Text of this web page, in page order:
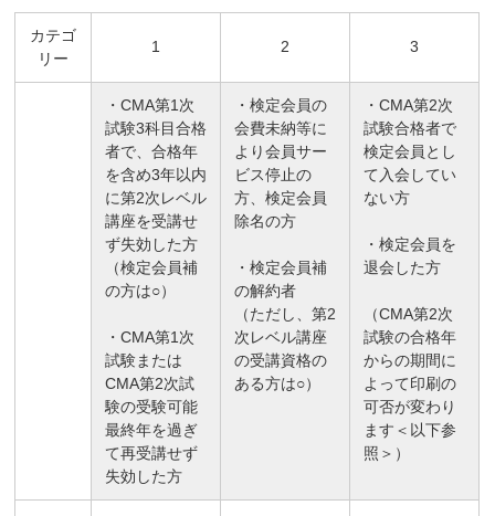
カテゴ
リー
1 2 3
・CMA第1次
試験3科目合格
者で、合格年
を含め3年以内
に第2次レベル
講座を受講せ
ず失効した方
（検定会員補
の方は○）
・CMA第1次
試験または
CMA第2次試
験の受験可能
最終年を過ぎ
て再受講せず
失効した方
・検定会員の
会費未納等に
より会員サー
ビス停止の
方、検定会員
除名の方
・検定会員補
の解約者
（ただし、第2
次レベル講座
の受講資格の
ある方は○）
・CMA第2次
試験合格者で
検定会員とし
て入会してい
ない方
・検定会員を
退会した方
（CMA第2次
試験の合格年
からの期間に
よって印刷の
可否が変わり
ます＜以下参
照＞）